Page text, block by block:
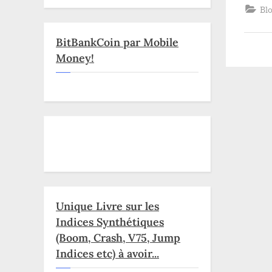
BitBankCoin par Mobile
Money!
Unique Livre sur les
Indices Synthétiques
(Boom, Crash, V75, Jump
Indices etc) à avoir...